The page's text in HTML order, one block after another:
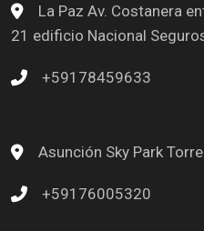
La Paz Av. Costanera
21 edificio Nacional
+59178459633
Asunción Sky Park
+59176005320